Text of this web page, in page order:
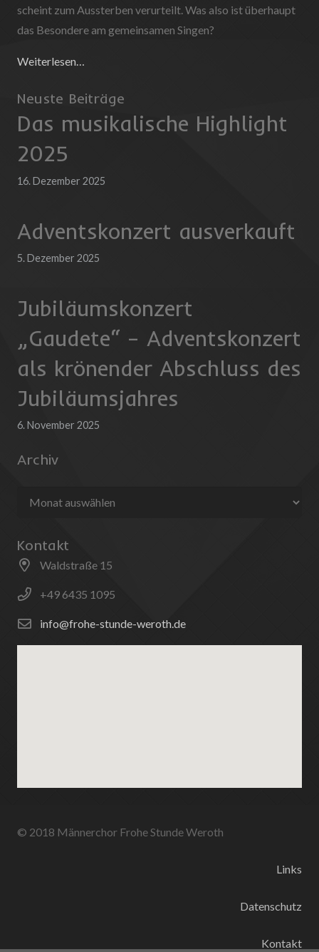
scheint zum Aussterben verurteilt. Was also ist überhaupt
das Besondere am gemeinsamen Singen?
Weiterlesen…
Neuste Beiträge
Das musikalische Highlight
2025
16. Dezember 2025
Adventskonzert ausverkauft
5. Dezember 2025
Jubiläumskonzert
„Gaudete“ – Adventskonzert
als krönender Abschluss des
Jubiläumsjahres
6. November 2025
Archiv
Kontakt
Waldstraße 15
+49 6435 1095
info@frohe-stunde-weroth.de
© 2018 Männerchor Frohe Stunde Weroth
Links
Datenschutz
Kontakt